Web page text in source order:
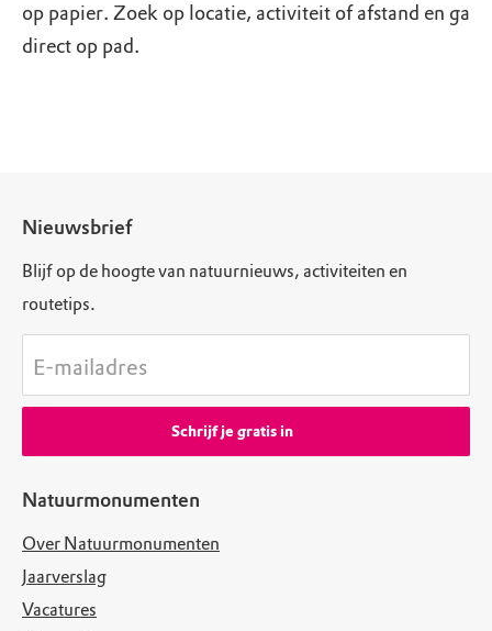
op papier. Zoek op locatie, activiteit of afstand en ga
direct op pad.
Natuurmonumenten
Over Natuurmonumenten
Jaarverslag
Vacatures
Nieuwsbrief
Blijf op de hoogte van natuurnieuws, activiteiten en
routetips.
E-mailadres
Schrijf je gratis in